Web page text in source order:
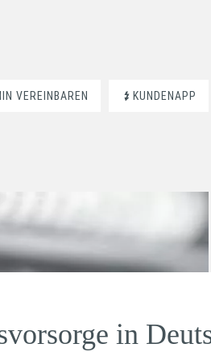
VEREINBAREN KUNDENAPP
in